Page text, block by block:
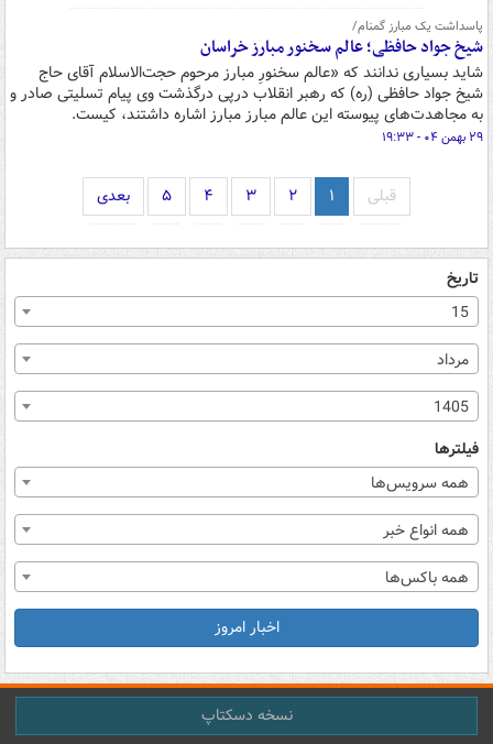
پاسداشت یک مبارز گمنام/
شیخ جواد حافظی؛ عالم سخنور مبارز خراسان
شاید بسیاری ندانند که «عالم سخنورِ مبارز مرحوم حجت‌الاسلام آقای حاج
شیخ جواد حافظی (ره) که رهبر انقلاب درپی درگذشت وی پیام تسلیتی صادر و
به مجاهدت‌های پیوسته این عالم مبارز مبارز اشاره داشتند، کیست.
۲۹ بهمن ۰۴ - ۱۹:۳۳
قبلی ۱ ۲ ۳ ۴ ۵ بعدی
تاریخ
15
مرداد
1405
فیلترها
همه سرویس‌ها
همه انواع خبر
همه باکس‌ها
اخبار امروز
نسخه دسکتاپ